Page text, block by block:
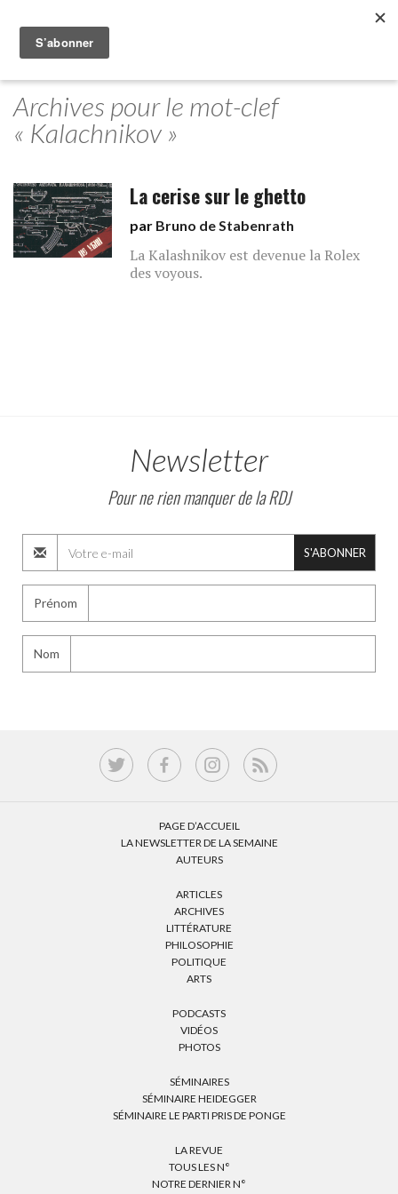
Archives pour le mot-clef
« Kalachnikov »
La cerise sur le ghetto
par Bruno de Stabenrath
La Kalashnikov est devenue la Rolex
des voyous.
Newsletter
Pour ne rien manquer de la RDJ
S'ABONNER
Prénom
Nom
PAGE D’ACCUEIL
LA NEWSLETTER DE LA SEMAINE
AUTEURS
ARTICLES
ARCHIVES
LITTÉRATURE
PHILOSOPHIE
POLITIQUE
ARTS
PODCASTS
VIDÉOS
PHOTOS
SÉMINAIRES
SÉMINAIRE HEIDEGGER
SÉMINAIRE LE PARTI PRIS DE PONGE
LA REVUE
TOUS LES N°
NOTRE DERNIER N°